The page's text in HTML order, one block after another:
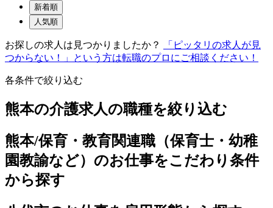
新着順
人気順
お探しの求人は見つかりましたか？
「ピッタリの求人が見
つからない！」という方は転職のプロにご相談ください！
各条件で絞り込む
熊本の介護求人の職種を絞り込む
熊本/保育・教育関連職（保育士・幼稚
園教諭など）のお仕事をこだわり条件
から探す